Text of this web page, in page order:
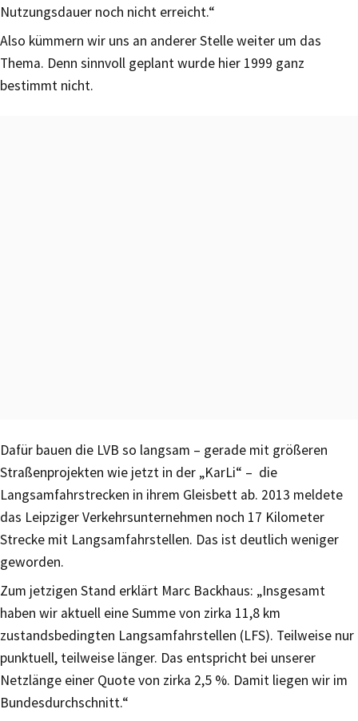
Nutzungsdauer noch nicht erreicht.“
Also kümmern wir uns an anderer Stelle weiter um das
Thema. Denn sinnvoll geplant wurde hier 1999 ganz
bestimmt nicht.
Dafür bauen die LVB so langsam – gerade mit größeren
Straßenprojekten wie jetzt in der „KarLi“ – die
Langsamfahrstrecken in ihrem Gleisbett ab. 2013 meldete
das Leipziger Verkehrsunternehmen noch 17 Kilometer
Strecke mit Langsamfahrstellen. Das ist deutlich weniger
geworden.
Zum jetzigen Stand erklärt Marc Backhaus: „Insgesamt
haben wir aktuell eine Summe von zirka 11,8 km
zustandsbedingten Langsamfahrstellen (LFS). Teilweise nur
punktuell, teilweise länger. Das entspricht bei unserer
Netzlänge einer Quote von zirka 2,5 %. Damit liegen wir im
Bundesdurchschnitt.“